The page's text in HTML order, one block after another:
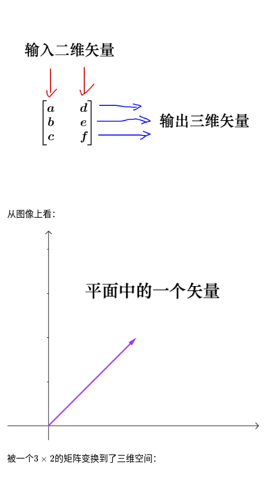
从图像上看：
被一个3 × 2
3 × 2 的矩阵变换到了三维空间：